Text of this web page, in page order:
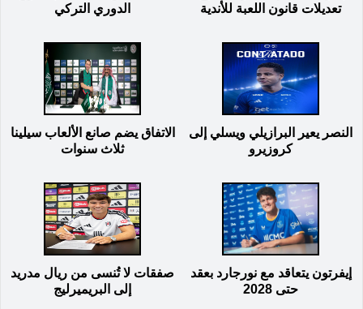
تعديلات قانون اللعبة للأندية
الدوري التركي
النصر يعير البرازيلي ويسلي إلى
كروزيرو
الاتفاق يضم صانع الألعاب سيلينا
ثلاث سنوات
إيفرتون يتعاقد مع نورجارد بعقد
حتى 2028
صفقات لا تُنسى من ريال مدريد
إلى البريميرليج